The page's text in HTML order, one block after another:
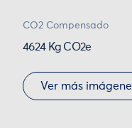
CO2 Compensado
4624 Kg CO2e
Ver más